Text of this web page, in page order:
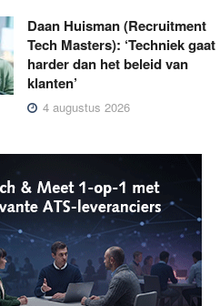
Daan Huisman (Recruitment
Tech Masters): ‘Techniek gaat
harder dan het beleid van
klanten’
4 augustus 2026